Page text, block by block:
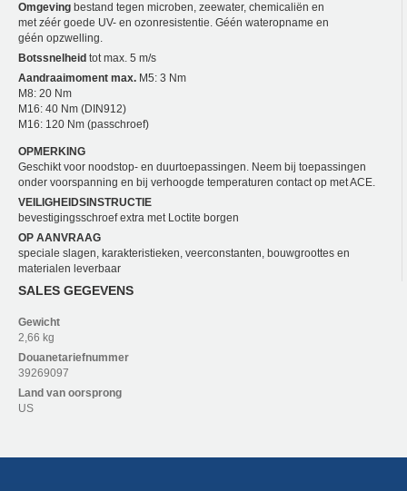
Omgeving bestand tegen microben, zeewater, chemicaliën en
met zéér goede UV- en ozonresistentie. Géén wateropname en
géén opzwelling.
Botssnelheid tot max. 5 m/s
Aandraaimoment max. M5: 3 Nm
M8: 20 Nm
M16: 40 Nm (DIN912)
M16: 120 Nm (passchroef)
OPMERKING
Geschikt voor noodstop- en duurtoepassingen. Neem bij toepassingen
onder voorspanning en bij verhoogde temperaturen contact op met ACE.
VEILIGHEIDSINSTRUCTIE
bevestigingsschroef extra met Loctite borgen
OP AANVRAAG
speciale slagen, karakteristieken, veerconstanten, bouwgroottes en
materialen leverbaar
SALES GEGEVENS
Gewicht
2,66 kg
Douanetariefnummer
39269097
Land van oorsprong
US